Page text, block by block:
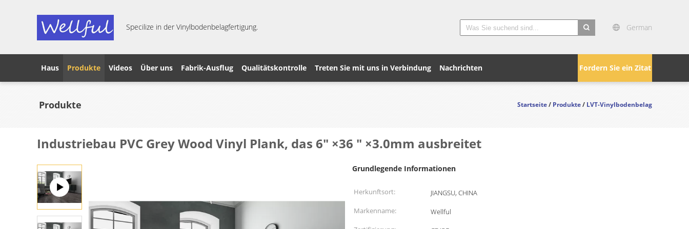
Specilize in der Vinylbodenbelagfertigung.
German
Fordern Sie ein Zitat
Haus Produkte Videos Über uns Fabrik-Ausflug Qualitätskontrolle Treten Sie mit uns in Verbindung Nachrichten
Produkte Startseite/Produkte/LVT-Vinylbodenbelag
Industriebau PVC Grey Wood Vinyl Plank, das 6" ×36 " ×3.0mm ausbreitet
Grundlegende Informationen
Herkunftsort:
JIANGSU, CHINA
Markenname:
Wellful